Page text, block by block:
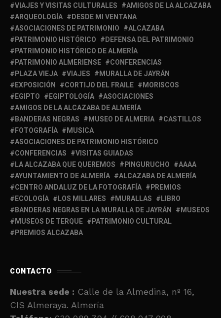
VIAJES Y VISITAS CULTURALES
AMIGOS DE LA ALCAZABA
ARQUEOLOGÍA
DESDE MI VENTANA
ASOCIACIONES DE PATRIMONIO
ALCAZABA
PATRIMONIO HISTÓRICO
DEFENSA DEL PATRIMONIO
PATRIMONIO HISTÓRICO DE ALMERÍA
PATRIMONIO ALMERIENSE
CONFERENCIAS
PLAZA VIEJA
VIAJES
MURALLA DE JAYRÁN
EXPOSICIÓN
CORTIJO DEL FRAILE
MORISCOS
EGIPTO
EGIPTOLOGÍA
ASOCIACIONES
AMIGOS DE LA ALCAZABA DE ALMERÍA
BANDERAS NEGRAS
MUSEO DE ALMERIA
CASTILLOS
FOTOGRAFÍA
MUSICA
ASOCIACIONES DE PATRIMONIO HISTÓRICO
CONFERENCIAS
VISITAS GUIADAS
LA ALCAZABA QUE QUEREMOS
PINGURUCHO
AAAA
AYUNTAMIENTO DE ALMERÍA
ALCAZABA DE ALMERÍA
CENTRO ANDALUZ DE LA FOTOGRAFÍA
PREMIOS
ECOLOGÍA
LOS MILLARES MURALLAS
LIBRO
BANDERAS NEGRAS EN LA MURALLA DE JAYRÁN
MUSEOS
MUSEOS DE TERQUE
PATRIMONIO CULTURAL
PREMIOS ALCAZABA
CONTACTO
Nuestra sede : Calle de la Almedina, nº 16,
CIS Almeraya. Almería